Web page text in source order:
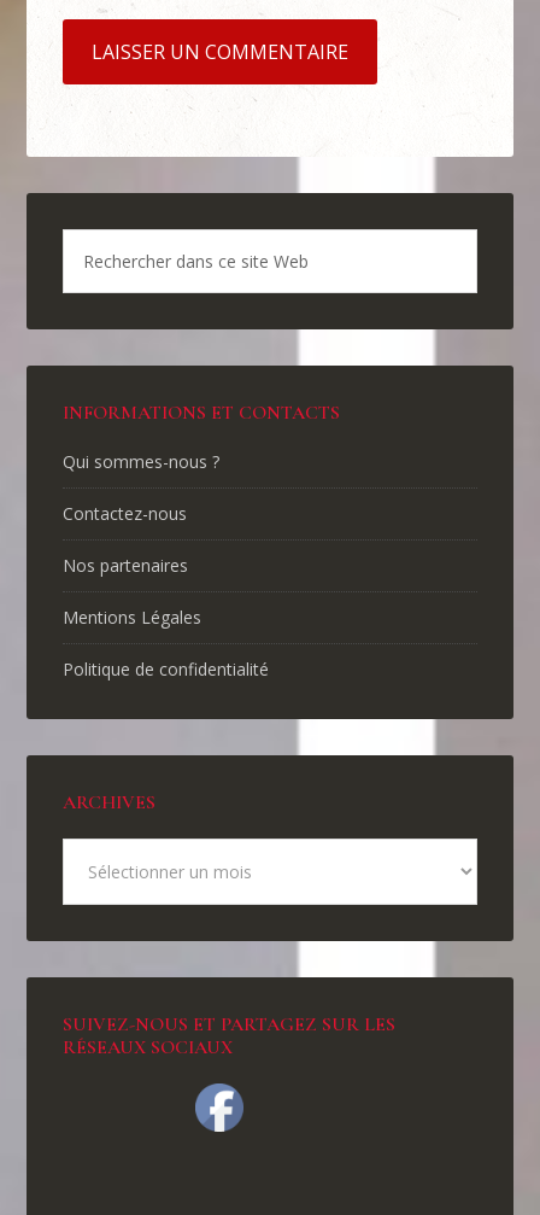
INFORMATIONS ET CONTACTS
Qui sommes-nous ?
Contactez-nous
Nos partenaires
Mentions Légales
Politique de confidentialité
ARCHIVES
SUIVEZ-NOUS ET PARTAGEZ SUR LES
RÉSEAUX SOCIAUX